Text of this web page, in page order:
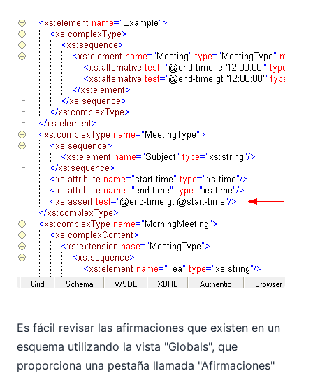
Es fácil revisar las afirmaciones que existen en un
esquema utilizando la vista "Globals", que
proporciona una pestaña llamada "Afirmaciones"